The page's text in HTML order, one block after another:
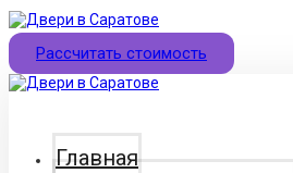
Рассчитать стоимость
Главная